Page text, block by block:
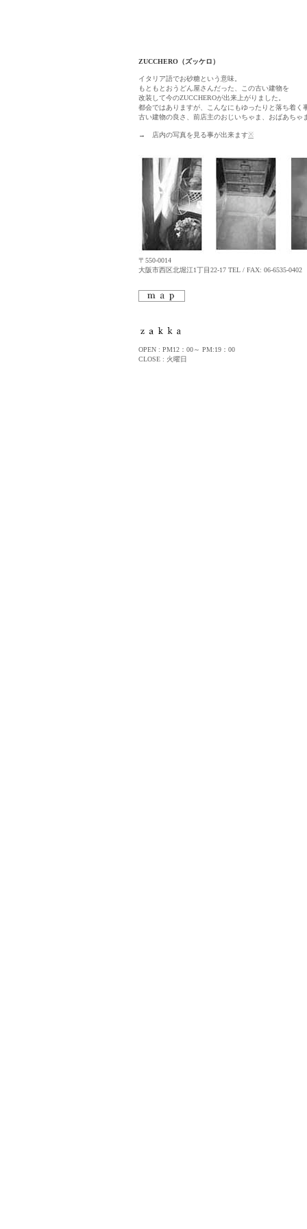
ZUCCHERO（ズッケロ）
イタリア語でお砂糖という意味。
もともとおうどん屋さんだった、この古い建物を
改装して今のZUCCHEROが出来上がりました。
都会ではありますが、こんなにもゆったりと落ち着く
古い建物の良さ、前店主のおじいちゃま、おばあち
→ 店内の写真を見る事が出来ます※
〒550-0014
大阪市西区北堀江1丁目22-17 TEL / FAX: 06-6535-0402
OPEN : PM12：00～ PM:19：00
CLOSE : 火曜日